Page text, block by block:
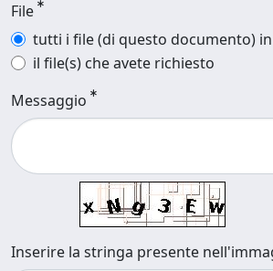
File
tutti i file (di questo documento)
il file(s) che avete richiesto
Messaggio
Inserire la stringa presente